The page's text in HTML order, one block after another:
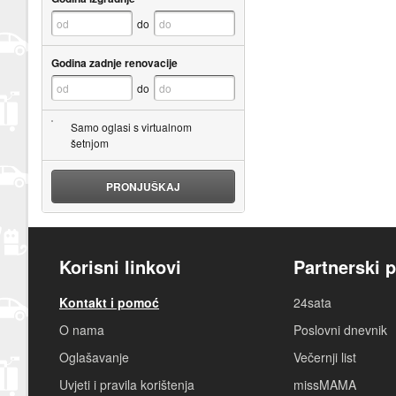
do
Godina zadnje renovacije
do
Samo oglasi s virtualnom
šetnjom
PRONJUŠKAJ
Korisni linkovi
Kontakt i pomoć
O nama
Oglašavanje
Uvjeti i pravila korištenja
Partnerski
24sata
Poslovni dnevnik
Večernji list
missMAMA